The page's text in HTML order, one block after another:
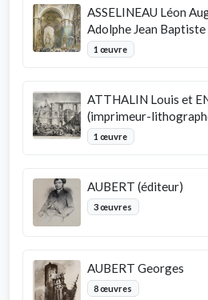
ASSELINEAU Léon
Adolphe Jean Baptiste
1 œuvre
ATTHALIN Louis et
(imprimeur-
1 œuvre
AUBERT (éditeur)
3 œuvres
AUBERT Georges
8 œuvres